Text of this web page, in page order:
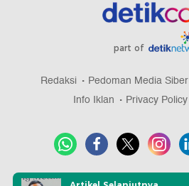
part of
Redaksi Pedoman Media Siber
Info Iklan
Privacy Policy